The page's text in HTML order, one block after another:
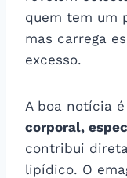
quem tem um
mas carrega
excesso.
A boa notícia
corporal,
contribui
lipídico. O